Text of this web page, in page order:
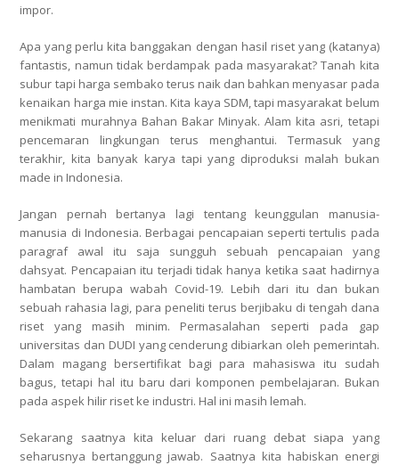
impor.
Apa yang perlu kita banggakan dengan hasil riset yang (katanya)
fantastis, namun tidak berdampak pada masyarakat? Tanah kita
subur tapi harga sembako terus naik dan bahkan menyasar pada
kenaikan harga mie instan. Kita kaya SDM, tapi masyarakat belum
menikmati murahnya Bahan Bakar Minyak. Alam kita asri, tetapi
pencemaran lingkungan terus menghantui. Termasuk yang
terakhir, kita banyak karya tapi yang diproduksi malah bukan
made in Indonesia.
Jangan pernah bertanya lagi tentang keunggulan manusia-
manusia di Indonesia. Berbagai pencapaian seperti tertulis pada
paragraf awal itu saja sungguh sebuah pencapaian yang
dahsyat. Pencapaian itu terjadi tidak hanya ketika saat hadirnya
hambatan berupa wabah Covid-19. Lebih dari itu dan bukan
sebuah rahasia lagi, para peneliti terus berjibaku di tengah dana
riset yang masih minim. Permasalahan seperti pada gap
universitas dan DUDI yang cenderung dibiarkan oleh pemerintah.
Dalam magang bersertifikat bagi para mahasiswa itu sudah
bagus, tetapi hal itu baru dari komponen pembelajaran. Bukan
pada aspek hilir riset ke industri. Hal ini masih lemah.
Sekarang saatnya kita keluar dari ruang debat siapa yang
seharusnya bertanggung jawab. Saatnya kita habiskan energi